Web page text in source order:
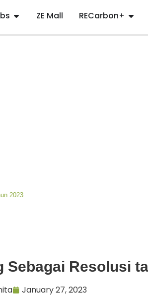
ZE Mall RECarbon+
2023
Resolusi
January 27, 2023